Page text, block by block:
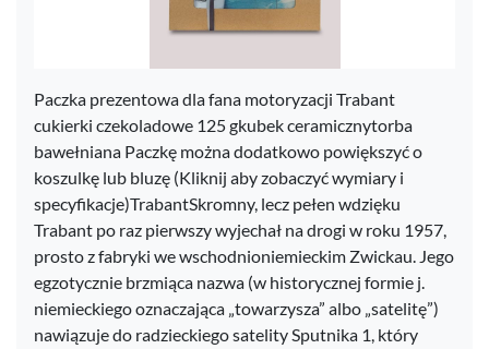
Paczka prezentowa dla fana motoryzacji Trabant
cukierki czekoladowe 125 gkubek ceramicznytorba
bawełniana Paczkę można dodatkowo powiększyć o
koszulkę lub bluzę (Kliknij aby zobaczyć wymiary i
specyfikacje)TrabantSkromny, lecz pełen wdzięku
Trabant po raz pierwszy wyjechał na drogi w roku 1957,
prosto z fabryki we wschodnioniemieckim Zwickau. Jego
egzotycznie brzmiąca nazwa (w historycznej formie j.
niemieckiego oznaczająca „towarzysza” albo „satelitę”)
nawiązuje do radzieckiego satelity Sputnika 1, który